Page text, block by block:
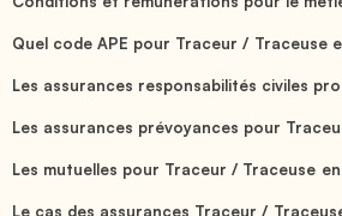
Quel code APE pour Traceur / Traceuse
Les assurances responsabilités civiles
Les assurances prévoyances pour
Les mutuelles pour Traceur / Traceuse
Le cas des assurances Traceur /